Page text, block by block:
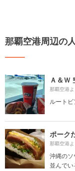
那覇空港周辺の
Ａ＆Ｗ
那覇空港
ルート
ポーク
那覇空港
沖縄の
並んで